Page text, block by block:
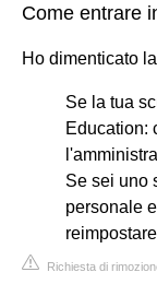
Come entrare
Ho dimenticato
Se la tua
Education:
Se sei uno
personale
Richiesta di